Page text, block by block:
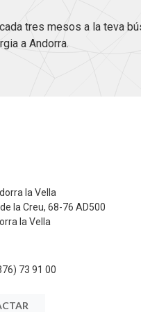
tres mesos a la teva
a Andorra.
la Vella
la Creu, 68-76 AD500
la Vella
73 91 00